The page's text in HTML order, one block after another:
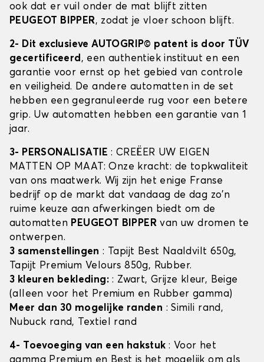
ook dat er vuil onder de mat blijft zitten
PEUGEOT BIPPER, zodat je vloer schoon blijft.
2- Dit exclusieve AUTOGRIP© patent is door TÜV
gecertificeerd, een authentiek instituut en een
garantie voor ernst op het gebied van controle
en veiligheid. De andere automatten in de set
hebben een gegranuleerde rug voor een betere
grip. Uw automatten hebben een garantie van 1
jaar.
3- PERSONALISATIE: CREËER UW EIGEN
MATTEN OP MAAT: Onze kracht: de topkwaliteit
van ons maatwerk. Wij zijn het enige Franse
bedrijf op de markt dat vandaag de dag zo'n
ruime keuze aan afwerkingen biedt om de
automatten PEUGEOT BIPPER van uw dromen te
ontwerpen.
3 samenstellingen : Tapijt Best Naaldvilt 650g,
Tapijt Premium Velours 850g, Rubber.
3 kleuren bekleding: : Zwart, Grijze kleur, Beige
(alleen voor het Premium en Rubber gamma)
Meer dan 30 mogelijke randen : Simili rand,
Nubuck rand, Textiel rand
4- Toevoeging van een hakstuk : Voor het